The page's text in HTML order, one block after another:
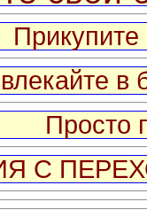
в
Просто
С